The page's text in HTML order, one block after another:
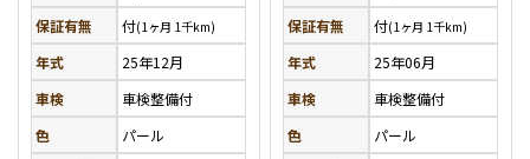
保証有無
付(1ヶ月 1千km)
年式
25年12月
車検
車検整備付
色
パール
保証有無
付(1ヶ月 1千km)
年式
25年06月
車検
車検整備付
色
パール